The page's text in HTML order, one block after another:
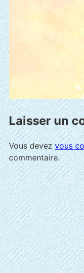
Laisser un
Vous devezvous
commentaire.